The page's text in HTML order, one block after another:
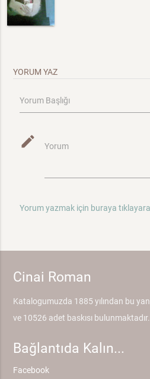
YORUM YAZ
Yorum Başlığı
mode_edit Yorum
Yorum yazmak için buraya
Cinai Roman
Katalogumuzda 1885 yılından bu
ve 10526 adet baskısı
Bağlantıda Kalın...
Facebook